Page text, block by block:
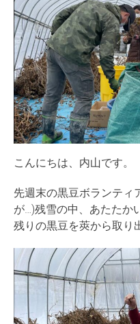
こんにちは、内山です。
先週末の黒豆ボランティ
が…)残雪の中、あたたか
残りの黒豆を莢から取り